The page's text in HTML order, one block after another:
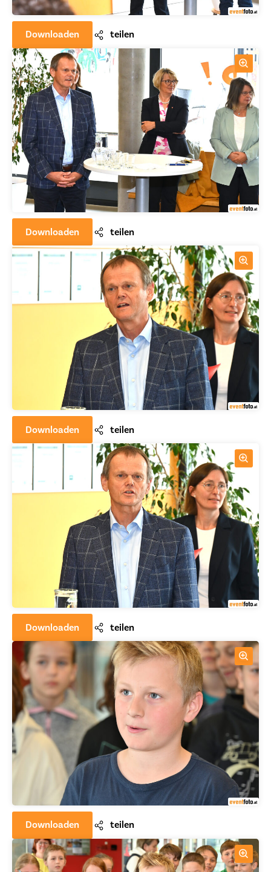
Downloaden teilen
Downloaden teilen
Downloaden teilen
Downloaden teilen
Downloaden teilen